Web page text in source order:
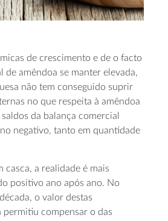
de crescimento e de o facto
de amêndoa se manter elevada,
não tem conseguido suprir
no que respeita à amêndoa
da balança comercial
negativo, tanto em quantidade
casca, a realidade é mais
positivo ano após ano. No
o valor destas
permitiu compensar o das